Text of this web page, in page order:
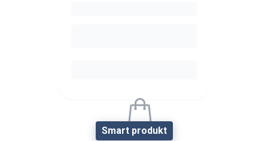
Sorry, the product is
Smart produkt